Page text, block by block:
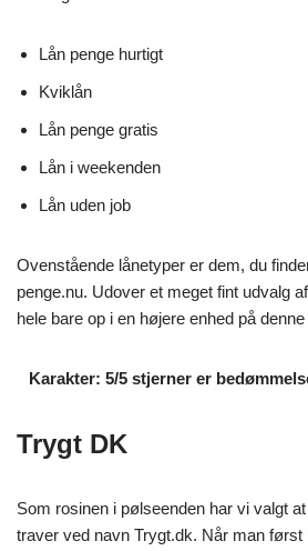
Lån penge hurtigt
Kviklån
Lån penge gratis
Lån i weekenden
Lån uden job
Ovenstående lånetyper er dem, du
penge.nu. Udover et meget fint udvalg
hele bare op i en højere enhed på
Karakter: 5/5 stjerner er
Trygt DK
Som rosinen i pølseenden har vi valgt
traver ved navn Trygt.dk. Når man først